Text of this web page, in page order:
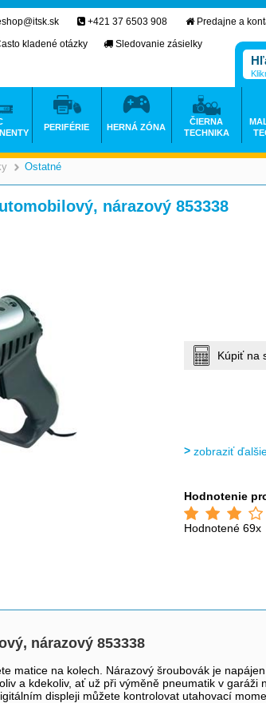
>
Ostatné
nárazový 853338
Kúpiť na
zobraziť
Hodnotenie
Hodnotené 69x
nárazový 853338
matice na kolech. Nárazový šroubovák je
a kdekoliv, ať už při výměně pneumatik v
displeji můžete kontrolovat utahovací
+421 37 6503 908
Predajne a
kladené otázky
Sledovanie zásielky
PERIFÉRIE HERNÁ ZÓNA
ČIERNA
TECHNIKA